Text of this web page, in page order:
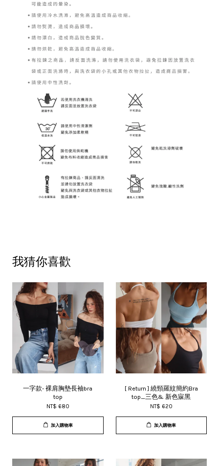
我猜你喜歡
一字款- 裸肩胸墊長袖bra
top
NT$ 680
加入購物車
[ Return ] 繞頸羅紋簡約Bra
top_三色& 新色寐黑
NT$ 620
加入購物車